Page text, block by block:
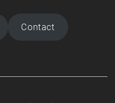
Contact